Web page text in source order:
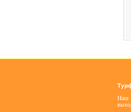
Наш